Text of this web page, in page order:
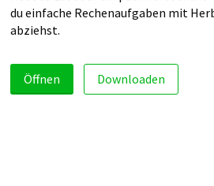
du einfache Rechenaufgaben mit
abziehst.
Öffnen Downloaden